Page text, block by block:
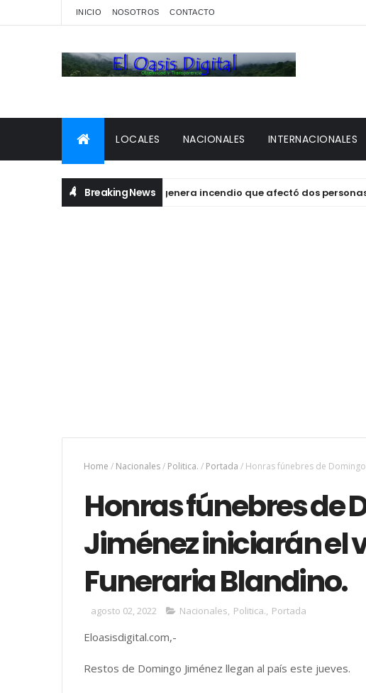
INICIO NOSOTROS CONTACTO
LOCALES NACIONALES INTERNACIONALES
Breaking News
Tanque de gas genera incendio que afectó dos personas.
Home / Nacionales/ Politica. / Portada / Honras fúnebres de
Honras fúnebres de
Jiménez iniciarán el
Funeraria Blandino.
agosto 02, 2022 Nacionales, Politica., Portada
Eloasisdigital.com,-
Restos de Domingo Jiménez llegan al país este jueves.